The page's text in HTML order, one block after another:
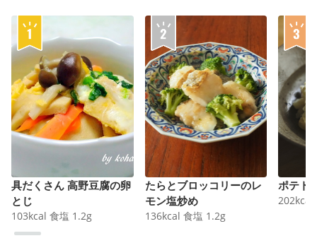
具だくさん 高野豆腐の卵
とじ
103kcal 食塩 1.2g
たらとブロッコリーのレ
モン塩炒め
136kcal 食塩 1.2g
ポテト
202kcal